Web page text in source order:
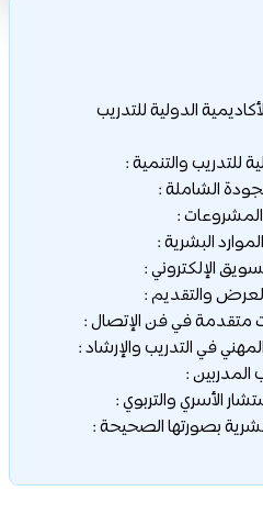
الدولية للتدريب
للتدريب والتنمية :